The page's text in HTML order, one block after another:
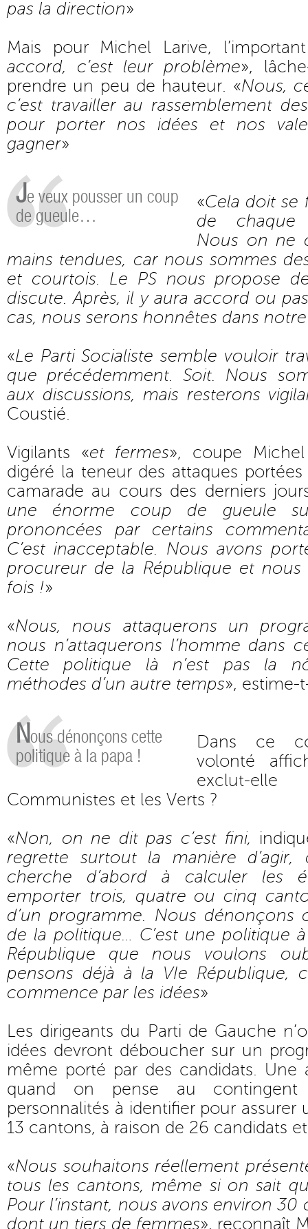
pas la direction»
Mais pour Michel Larive,
accord, c’est leur problème»,
prendre un peu de hauteur. «Nous,
c’est travailler au rassemblement
pour porter nos idées et nos
gagner»
Je veux pousser un coup
de gueule…
«Cela doit se
de
Nous on ne
mains tendues, car nous sommes
et courtois. Le PS nous propose
discute. Après, il y aura accord ou
cas, nous serons honnêtes dans
«Le Parti Socialiste semble vouloir
que précédemment. Soit. Nous
aux discussions, mais resterons
Coustié.
Vigilants «et fermes», coupe
digéré la teneur des attaques
camarade au cours des derniers
une énorme coup de gueule
prononcées par certains
C’est inacceptable. Nous avons
procureur de la République et
fois !»
«Nous, nous attaquerons un
nous n’attaquerons l’homme dans
Cette politique là n’est pas la
méthodes d’un autre temps», estime-
Nous dénonçons cette
politique à la papa !
Dans ce
volonté
exclut-
Communistes et les Verts ?
«Non, on ne dit pas c’est fini,
regrette surtout la manière
cherche d’abord à calculer les
emporter trois, quatre ou cinq
d’un programme. Nous dénonçons
de la politique… C’est une politique
République que nous voulons
pensons déjà à la VIe République,
commence par les idées»
Les dirigeants du Parti de Gauche
idées devront déboucher sur un
même porté par des candidats. Une
quand on pense au
personnalités à identifier pour assurer
13 cantons, à raison de 26 candidats
«Nous souhaitons réellement
tous les cantons, même si on sait
Pour l’instant, nous avons environ 30
dont un tiers de femmes», reconnaît